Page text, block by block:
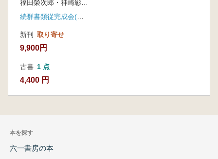
福田榮次郎・神崎彰利 校訂
続群書類従完成会(八木書店)
新刊 取り寄せ
9,900円
古書 1 点
4,400 円
本を探す
六一書房の本